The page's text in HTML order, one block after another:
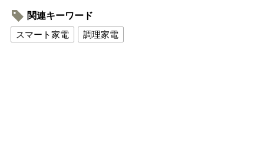
関連キーワード
スマート家電
調理家電